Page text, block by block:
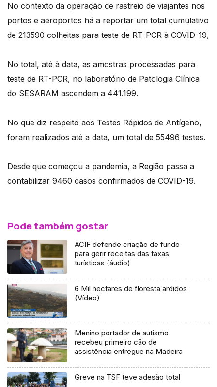
No contexto da operação de rastreio de viajantes nos
portos e aeroportos há a reportar um total cumulativo
de 213590 colheitas para teste de RT-PCR à COVID-19,
No total, até à data, as amostras processadas para
teste de RT-PCR, no laboratório de Patologia Clínica
do SESARAM ascendem a 441.199.
No que diz respeito aos Testes Rápidos de Antígeno,
foram realizados até a data, um total de 55496 testes.
Desde que começou a pandemia, a Região passa a
contabilizar 9460 casos confirmados de COVID-19.
Pode também gostar
ACIF defende criação de fundo
para gerir receitas das taxas
turísticas (áudio)
6 Mil hectares de floresta ardidos
(Vídeo)
Menino portador de autismo
recebeu primeiro cão de
assistência entregue na Madeira
Greve na TSF teve adesão total